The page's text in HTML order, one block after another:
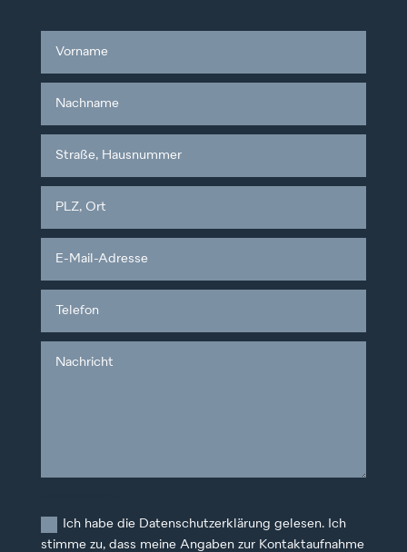
Ich habe die Datenschutzerklärung gelesen. Ich
stimme zu, dass meine Angaben zur Kontaktaufnahme